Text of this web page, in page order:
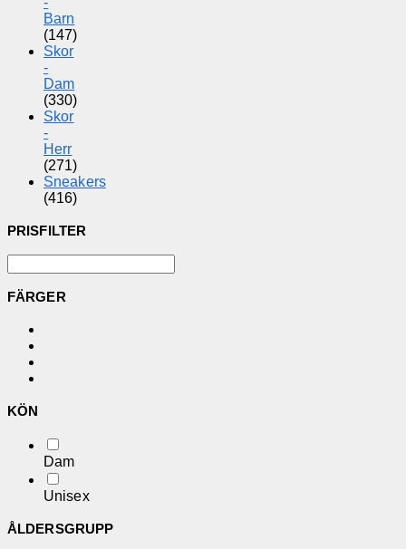
Barn
(147)
Skor
-
Dam
(330)
Skor
-
Herr
(271)
Sneakers
(416)
PRISFILTER
FÄRGER
KÖN
Dam
Unisex
ÅLDERSGRUPP